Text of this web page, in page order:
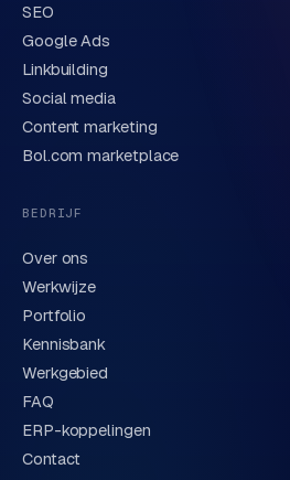
t
s
e
n
i
n
e
W
o
o
n
e
n
Verstuur aanvraag
We behandelen je gegevens
privacyverklaring. Of bel direct
SEO
Google Ads
Linkbuilding
Social media
Content marketing
Bol.com marketplace
BEDRIJF
Over ons
Werkwijze
Portfolio
Kennisbank
Werkgebied
FAQ
ERP-koppelingen
Contact